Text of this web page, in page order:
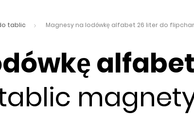
tablic Magnesy na lodówkę alfabet 26 liter do